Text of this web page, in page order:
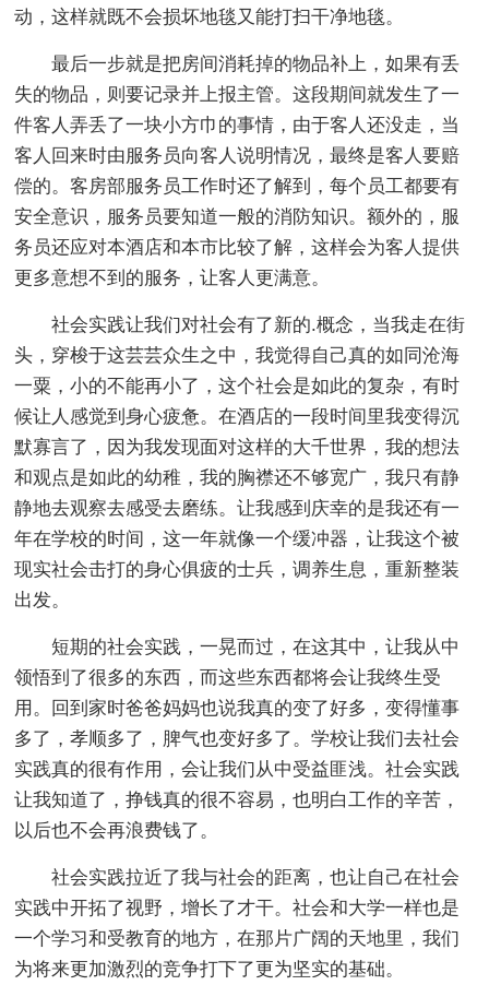
动，这样就既不会损坏地毯又能打扫干净地毯。
最后一步就是把房间消耗掉的物品补上，如果有丢
失的物品，则要记录并上报主管。这段期间就发生了一
件客人弄丢了一块小方巾的事情，由于客人还没走，当
客人回来时由服务员向客人说明情况，最终是客人要赔
偿的。客房部服务员工作时还了解到，每个员工都要有
安全意识，服务员要知道一般的消防知识。额外的，服
务员还应对本酒店和本市比较了解，这样会为客人提供
更多意想不到的服务，让客人更满意。
社会实践让我们对社会有了新的.概念，当我走在街
头，穿梭于这芸芸众生之中，我觉得自己真的如同沧海
一粟，小的不能再小了，这个社会是如此的复杂，有时
候让人感觉到身心疲惫。在酒店的一段时间里我变得沉
默寡言了，因为我发现面对这样的大千世界，我的想法
和观点是如此的幼稚，我的胸襟还不够宽广，我只有静
静地去观察去感受去磨练。让我感到庆幸的是我还有一
年在学校的时间，这一年就像一个缓冲器，让我这个被
现实社会击打的身心俱疲的士兵，调养生息，重新整装
出发。
短期的社会实践，一晃而过，在这其中，让我从中
领悟到了很多的东西，而这些东西都将会让我终生受
用。回到家时爸爸妈妈也说我真的变了好多，变得懂事
多了，孝顺多了，脾气也变好多了。学校让我们去社会
实践真的很有作用，会让我们从中受益匪浅。社会实践
让我知道了，挣钱真的很不容易，也明白工作的辛苦，
以后也不会再浪费钱了。
社会实践拉近了我与社会的距离，也让自己在社会
实践中开拓了视野，增长了才干。社会和大学一样也是
一个学习和受教育的地方，在那片广阔的天地里，我们
为将来更加激烈的竞争打下了更为坚实的基础。